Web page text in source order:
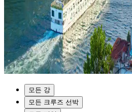
모든 강
모든 크루즈 선박